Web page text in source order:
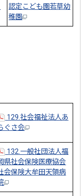
認定こども園若草幼
稚園
129.社会福祉法人あ
ぐさ会
132.一般社団法人福
県社会保険医療協会
会保険大牟田天領病